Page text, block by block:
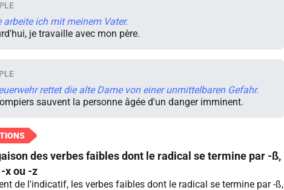
arbeite ich mit meinem Vater.
je travaille avec mon père.
rettet die alte Dame von einer unmittelbaren Gefahr.
sauvent la personne âgée d'un danger imminent.
des verbes faibles dont le radical se termine par -ß,
x ou -z
de l'indicatif, les verbes faibles dont le radical se termine par -ß,